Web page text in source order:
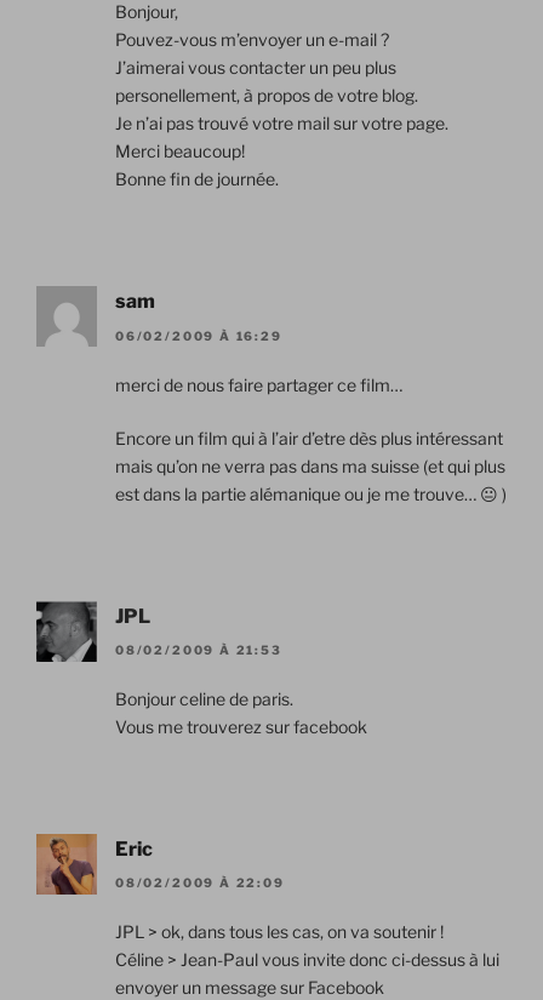
Bonjour,
Pouvez-vous m’envoyer un e-mail ?
J’aimerai vous contacter un peu plus
personellement, à propos de votre blog.
Je n’ai pas trouvé votre mail sur votre page.
Merci beaucoup!
Bonne fin de journée.
sam
06/02/2009 À 16:29
merci de nous faire partager ce film…
Encore un film qui à l’air d’etre dès plus intéressant
mais qu’on ne verra pas dans ma suisse (et qui plus
est dans la partie alémanique ou je me trouve… 😐 )
JPL
08/02/2009 À 21:53
Bonjour celine de paris.
Vous me trouverez sur facebook
Eric
08/02/2009 À 22:09
JPL > ok, dans tous les cas, on va soutenir !
Céline > Jean-Paul vous invite donc ci-dessus à lui
envoyer un message sur Facebook